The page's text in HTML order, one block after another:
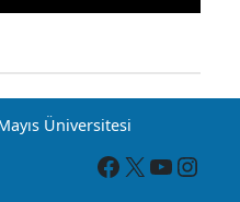
Üniversitesi
Facebook X YouTube Instagram